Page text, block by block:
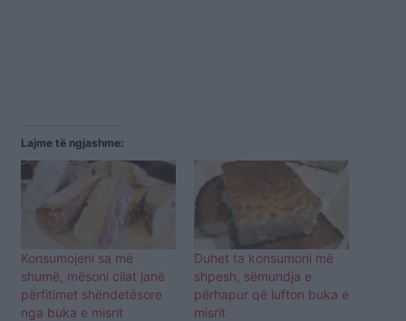
Lajme të ngjashme:
Konsumojeni sa më
shumë, mësoni cilat janë
përfitimet shëndetësore
nga buka e misrit
Duhet ta konsumoni më
shpesh, sëmundja e
përhapur që lufton buka e
misrit